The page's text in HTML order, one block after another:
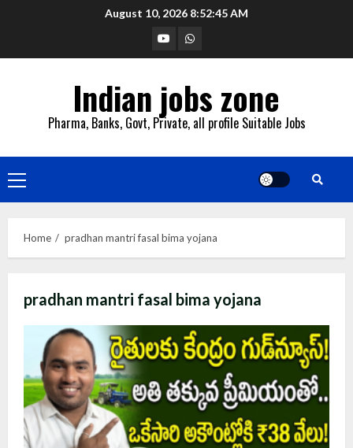
August 10, 2026 8:52:46 AM
YouTubeWhatsapp
Indian jobs zone
Pharma, Banks, Govt, Private, all profile Suitable Jobs
Primary
Menu
Home pradhan mantri fasal bima yojana
pradhan mantri fasal bima yojana